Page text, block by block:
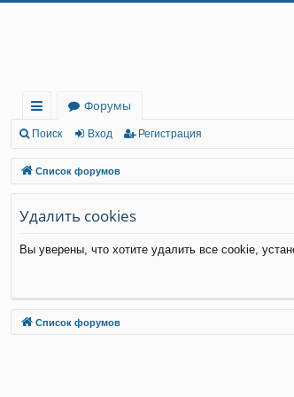
с
ы
лк
и
Форумы
Поиск Вход Регистрация
Список форумов
Удалить cookies
Вы уверены, что хотите удалить все cookie,
Список форумов
Связаться с